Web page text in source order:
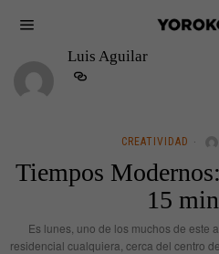
Luis Aguilar
CREATIVIDAD
Tiempos
15
Es lunes, uno de los muchos de este
residencial cualquiera, cerca del centro